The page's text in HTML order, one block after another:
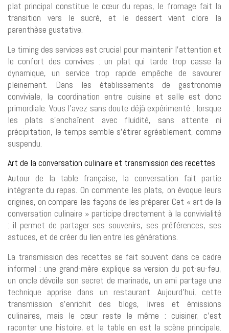
plat principal constitue le cœur du repas, le fromage fait la
transition vers le sucré, et le dessert vient clore la
parenthèse gustative.
Le timing des services est crucial pour maintenir l’attention et
le confort des convives : un plat qui tarde trop casse la
dynamique, un service trop rapide empêche de savourer
pleinement. Dans les établissements de gastronomie
conviviale, la coordination entre cuisine et salle est donc
primordiale. Vous l’avez sans doute déjà expérimenté : lorsque
les plats s’enchaînent avec fluidité, sans attente ni
précipitation, le temps semble s’étirer agréablement, comme
suspendu.
Art de la conversation culinaire et transmission des recettes
Autour de la table française, la conversation fait partie
intégrante du repas. On commente les plats, on évoque leurs
origines, on compare les façons de les préparer. Cet « art de la
conversation culinaire » participe directement à la convivialité
: il permet de partager ses souvenirs, ses préférences, ses
astuces, et de créer du lien entre les générations.
La transmission des recettes se fait souvent dans ce cadre
informel : une grand-mère explique sa version du pot-au-feu,
un oncle dévoile son secret de marinade, un ami partage une
technique apprise dans un restaurant. Aujourd’hui, cette
transmission s’enrichit des blogs, livres et émissions
culinaires, mais le cœur reste le même : cuisiner, c’est
raconter une histoire, et la table en est la scène principale.